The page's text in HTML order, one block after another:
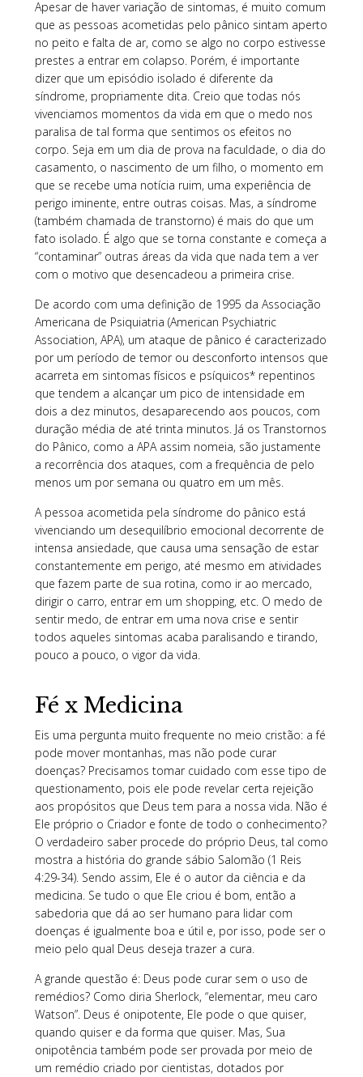
Apesar de haver variação de sintomas, é muito comum
que as pessoas acometidas pelo pânico sintam aperto
no peito e falta de ar, como se algo no corpo estivesse
prestes a entrar em colapso. Porém, é importante
dizer que um episódio isolado é diferente da
síndrome, propriamente dita. Creio que todas nós
vivenciamos momentos da vida em que o medo nos
paralisa de tal forma que sentimos os efeitos no
corpo. Seja em um dia de prova na faculdade, o dia do
casamento, o nascimento de um filho, o momento em
que se recebe uma notícia ruim, uma experiência de
perigo iminente, entre outras coisas. Mas, a síndrome
(também chamada de transtorno) é mais do que um
fato isolado. É algo que se torna constante e começa a
“contaminar” outras áreas da vida que nada tem a ver
com o motivo que desencadeou a primeira crise.
De acordo com uma definição de 1995 da Associação
Americana de Psiquiatria (American Psychiatric
Association, APA), um ataque de pânico é caracterizado
por um período de temor ou desconforto intensos que
acarreta em sintomas físicos e psíquicos* repentinos
que tendem a alcançar um pico de intensidade em
dois a dez minutos, desaparecendo aos poucos, com
duração média de até trinta minutos. Já os Transtornos
do Pânico, como a APA assim nomeia, são justamente
a recorrência dos ataques, com a frequência de pelo
menos um por semana ou quatro em um mês.
A pessoa acometida pela síndrome do pânico está
vivenciando um desequilíbrio emocional decorrente de
intensa ansiedade, que causa uma sensação de estar
constantemente em perigo, até mesmo em atividades
que fazem parte de sua rotina, como ir ao mercado,
dirigir o carro, entrar em um shopping, etc. O medo de
sentir medo, de entrar em uma nova crise e sentir
todos aqueles sintomas acaba paralisando e tirando,
pouco a pouco, o vigor da vida.
Fé x Medicina
Eis uma pergunta muito frequente no meio cristão: a fé
pode mover montanhas, mas não pode curar
doenças? Precisamos tomar cuidado com esse tipo de
questionamento, pois ele pode revelar certa rejeição
aos propósitos que Deus tem para a nossa vida. Não é
Ele próprio o Criador e fonte de todo o conhecimento?
O verdadeiro saber procede do próprio Deus, tal como
mostra a história do grande sábio Salomão (1 Reis
4:29-34). Sendo assim, Ele é o autor da ciência e da
medicina. Se tudo o que Ele criou é bom, então a
sabedoria que dá ao ser humano para lidar com
doenças é igualmente boa e útil e, por isso, pode ser o
meio pelo qual Deus deseja trazer a cura.
A grande questão é: Deus pode curar sem o uso de
remédios? Como diria Sherlock, “elementar, meu caro
Watson”. Deus é onipotente, Ele pode o que quiser,
quando quiser e da forma que quiser. Mas, Sua
onipotência também pode ser provada por meio de
um remédio criado por cientistas, dotados por